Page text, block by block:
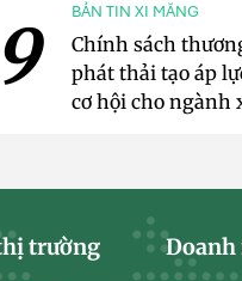
9 BẢN TIN XI MĂNG
Chính sách
phát thải tạo áp
cơ hội cho ngành
trường